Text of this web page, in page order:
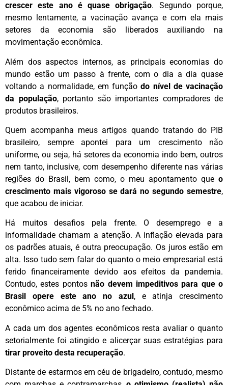
crescer este ano é quase obrigação. Segundo porque,
mesmo lentamente, a vacinação avança e com ela mais
setores da economia são liberados auxiliando na
movimentação econômica.
Além dos aspectos internos, as principais economias do
mundo estão um passo à frente, com o dia a dia quase
voltando a normalidade, em funçãodo nível de vacinação
da população, portanto são importantes compradores de
produtos brasileiros.
Quem acompanha meus artigos quando tratando do PIB
brasileiro, sempre apontei para um crescimento não
uniforme, ou seja, há setores da economia indo bem, outros
nem tanto, inclusive, com desempenho diferente nas várias
regiões do Brasil, bem como, o meu apontamento que o
crescimento mais vigoroso se dará no segundo semestre,
que acabou de iniciar.
Há muitos desafios pela frente. O desemprego e a
informalidade chamam a atenção. A inflação elevada para
os padrões atuais, é outra preocupação. Os juros estão em
alta. Isso tudo sem falar do quanto o meio empresarial está
ferido financeiramente devido aos efeitos da pandemia.
Contudo, estes pontosnão devem impeditivos para que o
Brasil opere este ano no azul , e atinja crescimento
econômico acima de 5% no ano fechado.
A cada um dos agentes econômicos resta avaliar o quanto
setorialmente foi atingido e alicerçar suas estratégias para
tirar proveito desta recuperação.
Distante de estarmos em céu de brigadeiro, contudo, mesmo